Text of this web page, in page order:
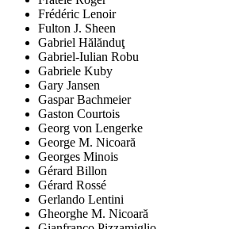
Frédéric Lenoir
Fulton J. Sheen
Gabriel Hălănduţ
Gabriel-Iulian Robu
Gabriele Kuby
Gary Jansen
Gaspar Bachmeier
Gaston Courtois
Georg von Lengerke
George M. Nicoară
Georges Minois
Gérard Billon
Gérard Rossé
Gerlando Lentini
Gheorghe M. Nicoară